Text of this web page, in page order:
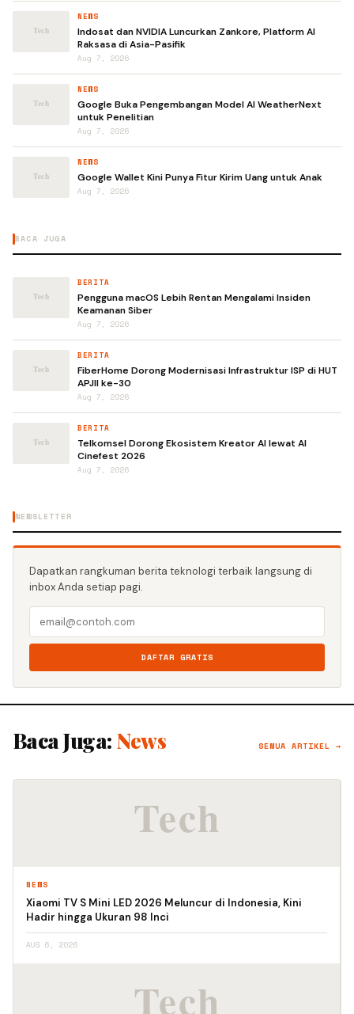
NEWS
Indosat dan NVIDIA Luncurkan Zankore, Platform AI
Raksasa di Asia-Pasifik
Aug 7, 2026
NEWS
Google Buka Pengembangan Model AI WeatherNext
untuk Penelitian
Aug 7, 2026
NEWS
Google Wallet Kini Punya Fitur Kirim Uang untuk Anak
Aug 7, 2026
BACA JUGA
BERITA
Pengguna macOS Lebih Rentan Mengalami Insiden
Keamanan Siber
Aug 7, 2026
BERITA
FiberHome Dorong Modernisasi Infrastruktur ISP di HUT
APJII ke-30
Aug 7, 2026
BERITA
Telkomsel Dorong Ekosistem Kreator AI lewat AI
Cinefest 2026
Aug 7, 2026
NEWSLETTER
Dapatkan rangkuman berita teknologi terbaik langsung di
inbox Anda setiap pagi.
DAFTAR GRATIS
Baca Juga: News SEMUA ARTIKEL →
NEWS
Xiaomi TV S Mini LED 2026 Meluncur di Indonesia, Kini
Hadir hingga Ukuran 98 Inci
AUG 6, 2026